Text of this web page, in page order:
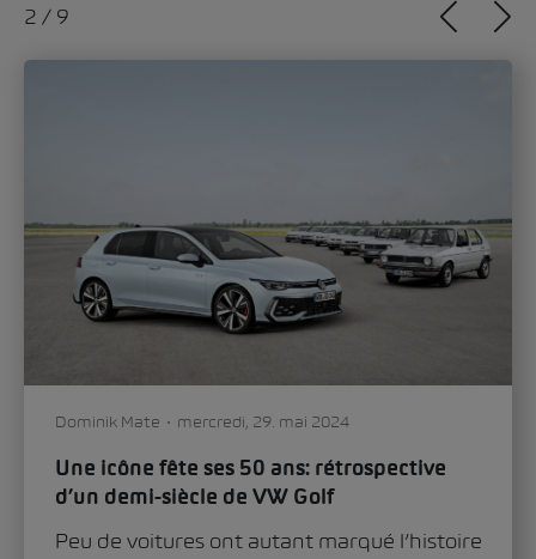
2 / 9
Dominik Mate mercredi, 29. mai 2024
Une icône fête ses 50 ans: rétrospective
d’un demi-siècle de VW Golf
Peu de voitures ont autant marqué l’histoire